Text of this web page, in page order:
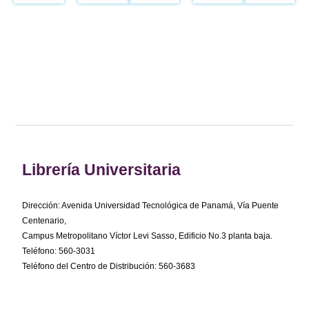
Librería Universitaria
Dirección: Avenida Universidad Tecnológica de Panamá, Vía Puente
Centenario,
Campus Metropolitano Víctor Levi Sasso, Edificio No.3 planta baja.
Teléfono: 560-3031
Teléfono del Centro de Distribución: 560-3683